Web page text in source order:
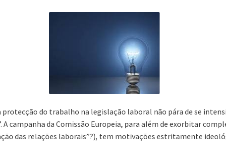
protecção do trabalho na legislação laboral não pára de se
campanha da Comissão Europeia, para além de exorbitar
das relações laborais”?), tem motivações estritamente